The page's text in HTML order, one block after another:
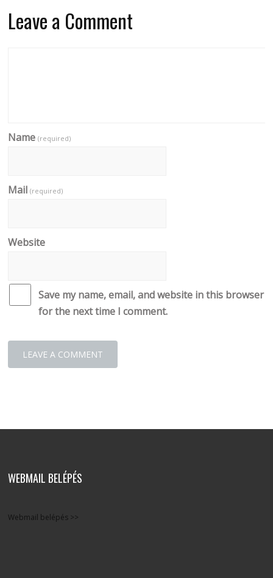
Leave a Comment
Name(required)
Mail(required)
Website
Save my name, email, and website in this browser
for the next time I comment.
WEBMAIL BELÉPÉS
Webmail belépés >>